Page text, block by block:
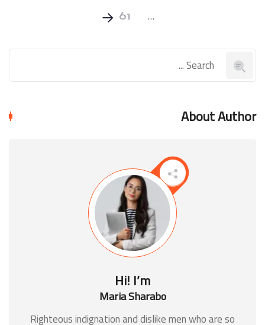
…
61
About Author
Hi! I’m
Maria Sharabo
Righteous indignation and dislike men who are so